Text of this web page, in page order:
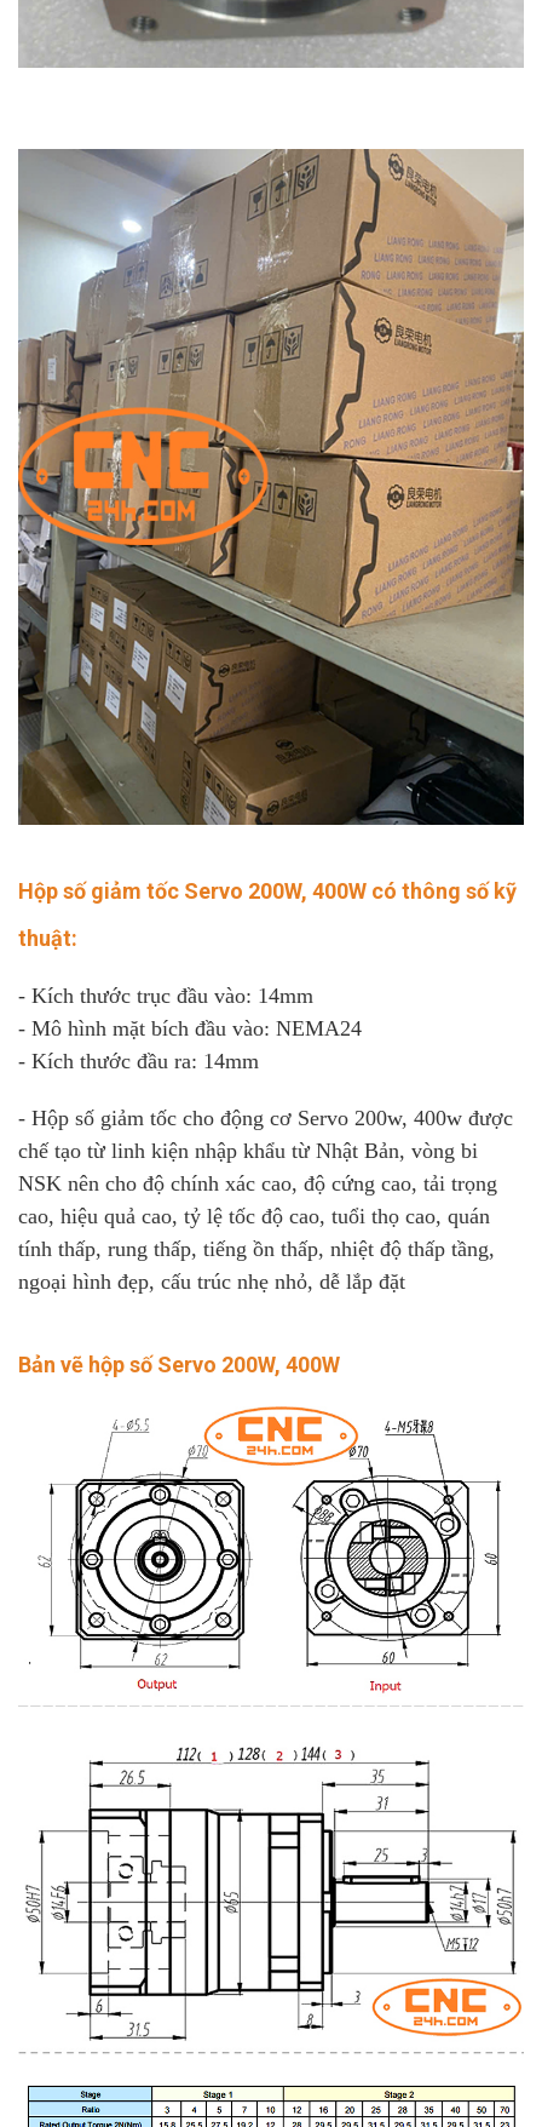
Hộp số giảm tốc Servo 200W, 400W có thông số kỹ
thuật:
- Kích thước trục đầu vào: 14mm
- Mô hình mặt bích đầu vào: NEMA24
- Kích thước đầu ra: 14mm
- Hộp số giảm tốc cho động cơ Servo 200w, 400w được
chế tạo từ linh kiện nhập khẩu từ Nhật Bản, vòng bi
NSK nên cho độ chính xác cao, độ cứng cao, tải trọng
cao, hiệu quả cao, tỷ lệ tốc độ cao, tuổi thọ cao, quán
tính thấp, rung thấp, tiếng ồn thấp, nhiệt độ thấp tầng,
ngoại hình đẹp, cấu trúc nhẹ nhỏ, dễ lắp đặt
Bản vẽ hộp số Servo 200W, 400W